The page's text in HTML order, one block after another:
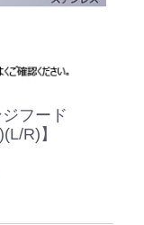
ジフード
R)】